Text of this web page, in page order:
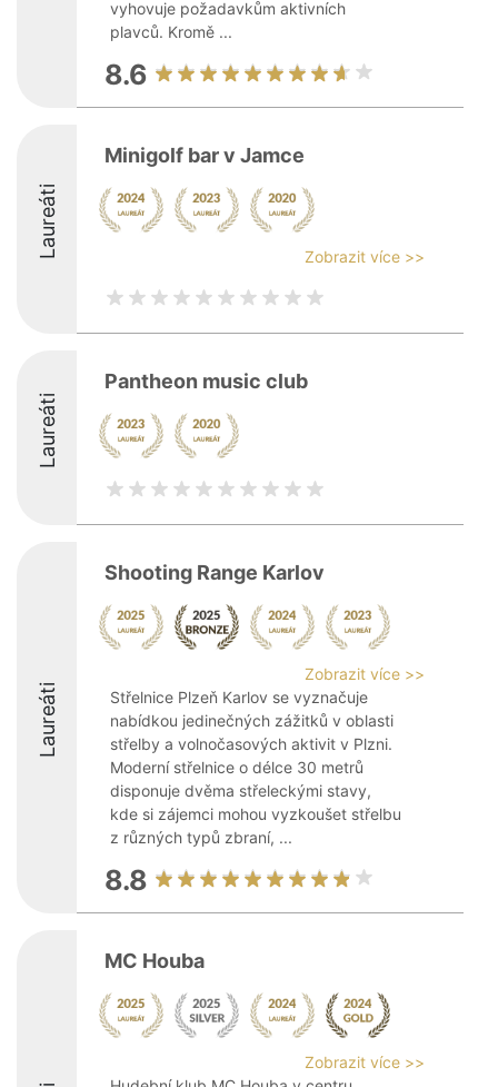
vyhovuje požadavkům aktivních
plavců. Kromě ...
8.6
Laureáti
Minigolf bar v Jamce
Zobrazit více >>
Laureáti
Pantheon music club
Laureáti
Shooting Range Karlov
Zobrazit více >>
Střelnice Plzeň Karlov se vyznačuje
nabídkou jedinečných zážitků v oblasti
střelby a volnočasových aktivit v Plzni.
Moderní střelnice o délce 30 metrů
disponuje dvěma střeleckými stavy,
kde si zájemci mohou vyzkoušet střelbu
z různých typů zbraní, ...
8.8
MC Houba
Zobrazit více >>